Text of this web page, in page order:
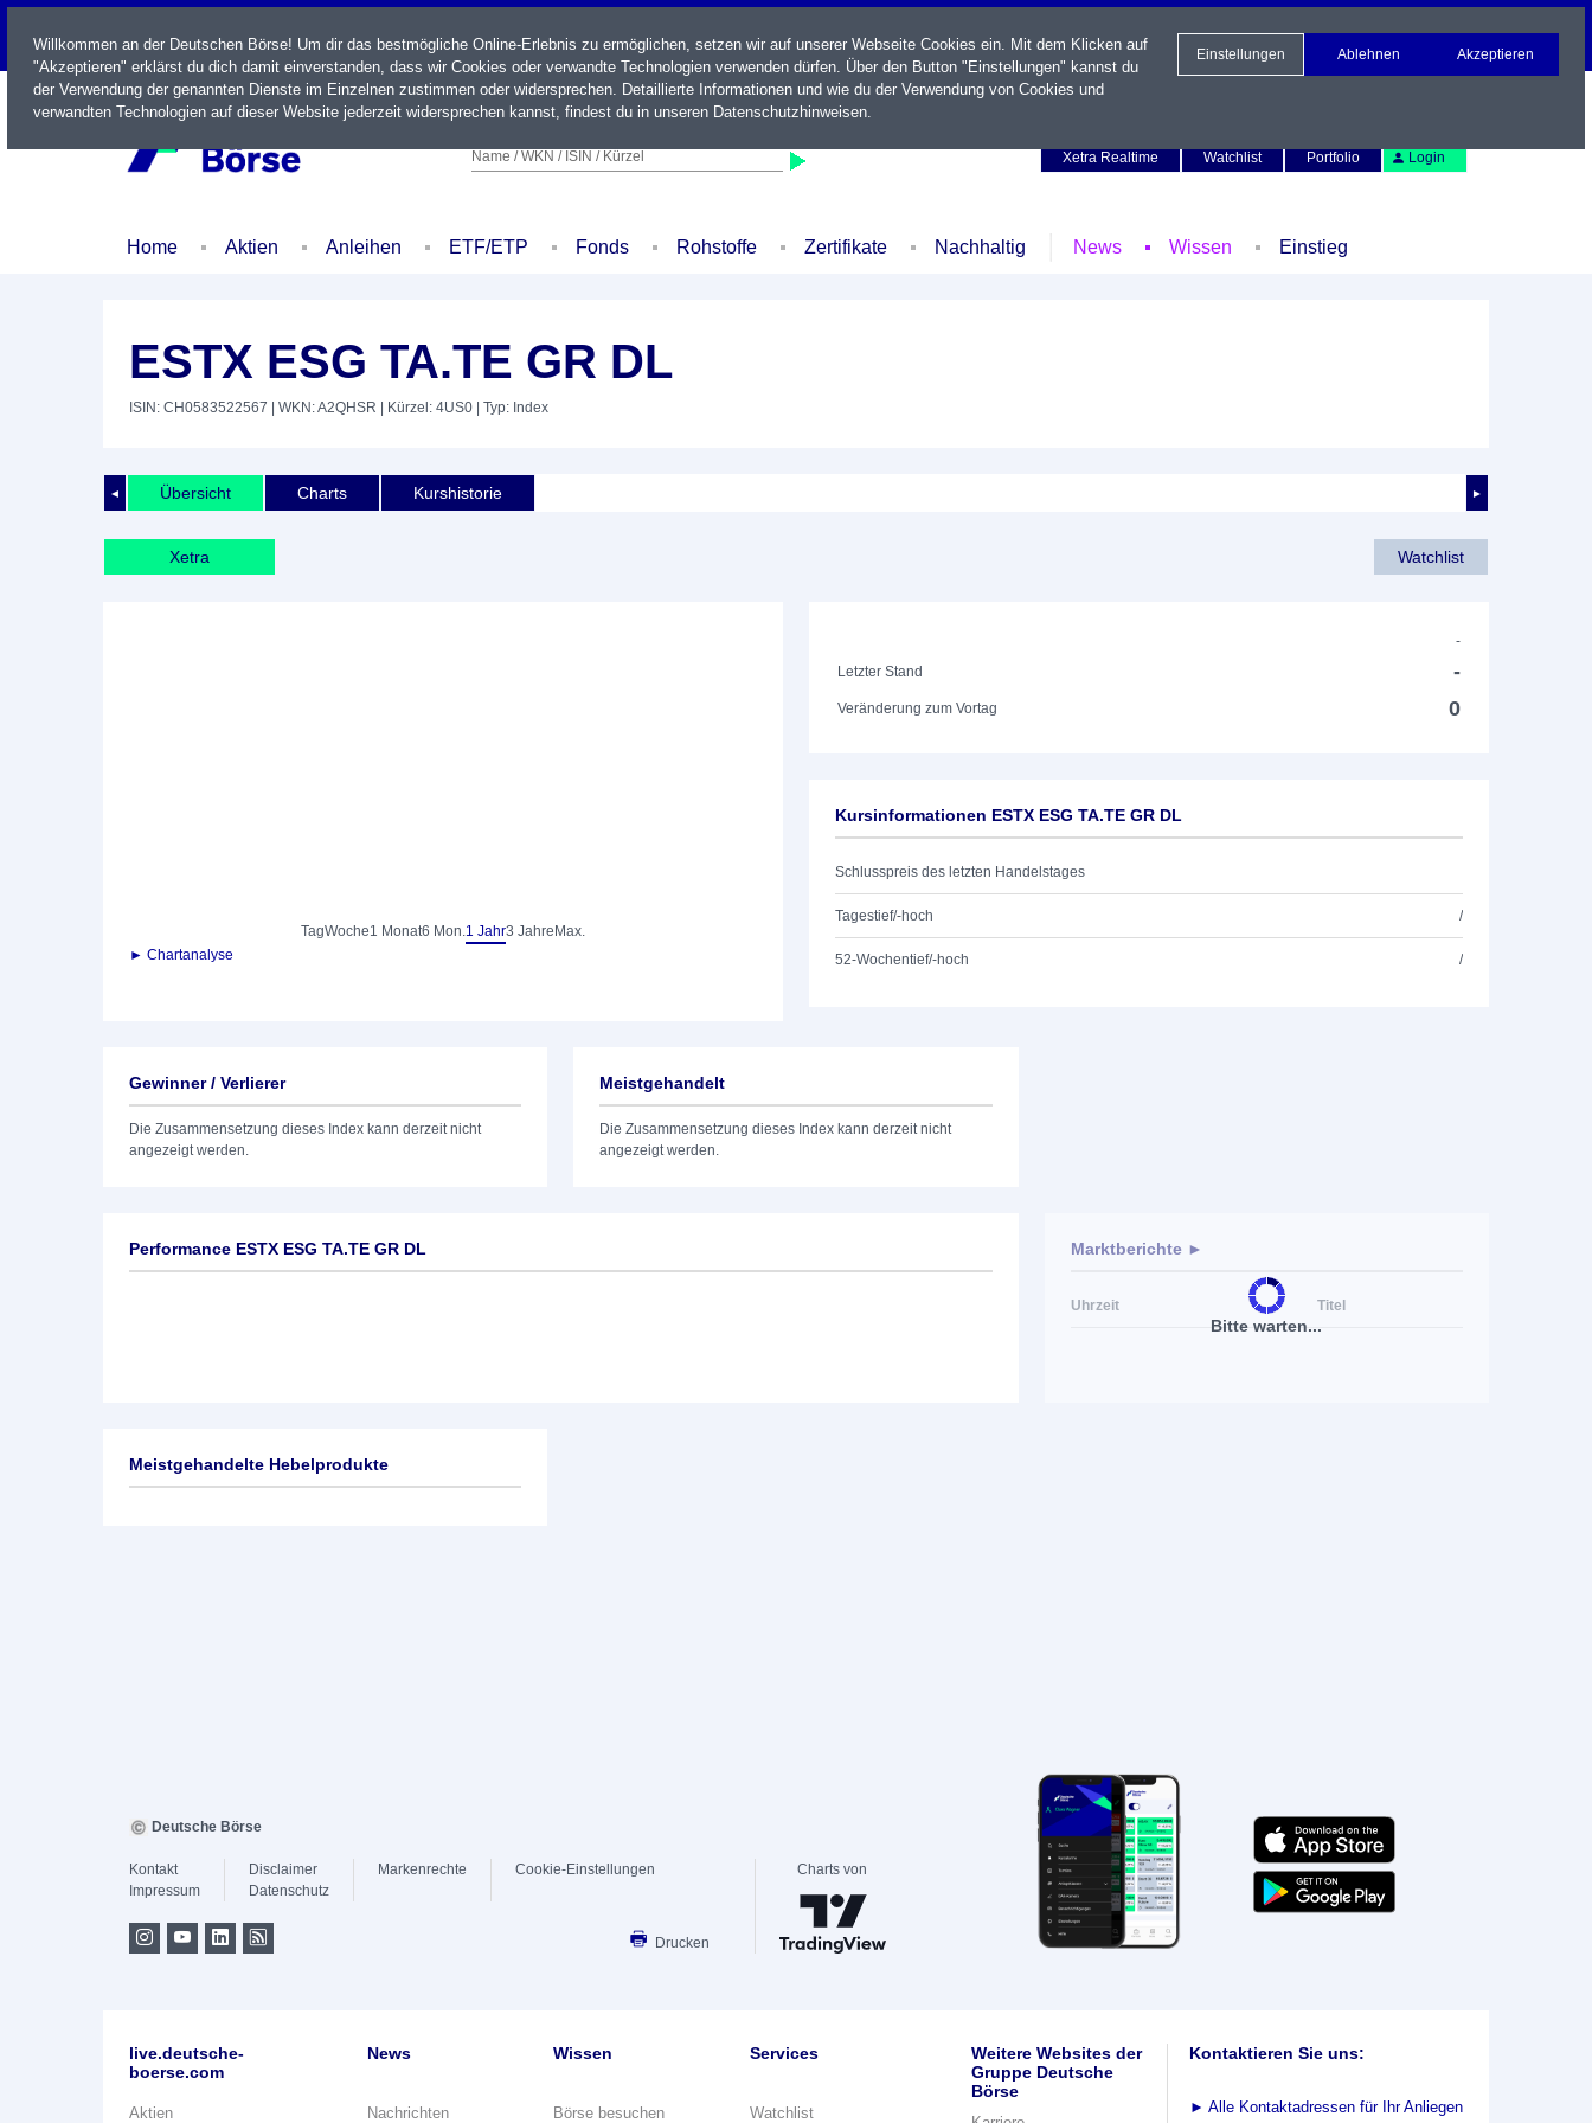
LIVE
Name / WKN / ISIN / Kürzel
Xetra Realtime
Watchlist Portfolio Login
Home Aktien Anleihen ETF/ETP Fonds Rohstoffe Zertifikate Nachhaltig News Wissen Einstieg
ESTX ESG TA.TE GR DL
ISIN: CH0583522567 | WKN: A2QHSR | Kürzel: 4US0 | Typ: Index
◄ ►
Übersicht Charts Kurshistorie
Xetra Watchlist
TagWoche1 Monat6 Mon.1 Jahr3 Jahre Max.
► Chartanalyse
-
Letzter Stand
-
Veränderung zum Vortag 0
Kursinformationen ESTX ESG TA.TE GR DL
Schlusspreis des letzten Handelstages
Tagestief/-hoch /
52-Wochentief/-hoch /
Gewinner / Verlierer
Die Zusammensetzung dieses Index kann derzeit nicht
angezeigt werden.
Meistgehandelt
Die Zusammensetzung dieses Index kann derzeit nicht
angezeigt werden.
Performance ESTX ESG TA.TE GR DL
Bitte warten...
Marktberichte ►
Uhrzeit Titel
Meistgehandelte Hebelprodukte
Willkommen an der Deutschen Börse! Um dir das bestmögliche Online-Erlebnis zu ermöglichen, setzen wir auf unserer Webseite Cookies ein. Mit dem Klicken auf
"Akzeptieren" erklärst du dich damit einverstanden, dass wir Cookies oder verwandte Technologien verwenden dürfen. Über den Button "Einstellungen" kannst du
der Verwendung der genannten Dienste im Einzelnen zustimmen oder widersprechen. Detaillierte Informationen und wie du der Verwendung von Cookies und
verwandten Technologien auf dieser Website jederzeit widersprechen kannst, findest du in unseren Datenschutzhinweisen.
Einstellungen Ablehnen Akzeptieren
Deutsche Börse
Kontakt
Impressum
Disclaimer
Datenschutz
Markenrechte Cookie-Einstellungen
Drucken
Charts von
live.deutsche-
boerse.com
Aktien
News
Nachrichten
Wissen
Börse besuchen
Services
Watchlist
Weitere Websites der
Gruppe Deutsche
Börse
Kontaktieren Sie uns:
► Alle Kontaktadressen für Ihr Anliegen